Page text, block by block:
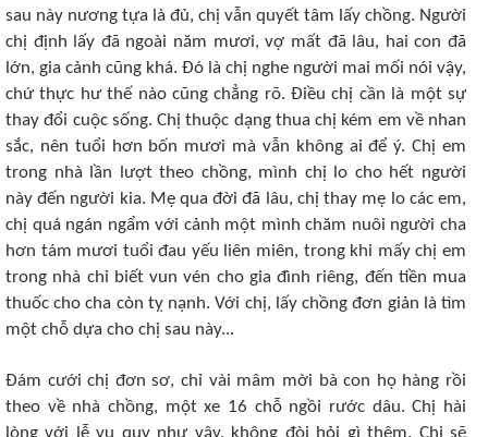
sau này nương tựa là đủ, chị vẫn quyết tâm lấy chồng. Người
chị định lấy đã ngoài năm mươi, vợ mất đã lâu, hai con đã
lớn, gia cảnh cũng khá. Đó là chị nghe người mai mối nói vậy,
chứ thực hư thế nào cũng chẳng rõ. Điều chị cần là một sự
thay đổi cuộc sống. Chị thuộc dạng thua chị kém em về nhan
sắc, nên tuổi hơn bốn mươi mà vẫn không ai để ý. Chị em
trong nhà lần lượt theo chồng, mình chị lo cho hết người
này đến người kia. Mẹ qua đời đã lâu, chị thay mẹ lo các em,
chị quá ngán ngẩm với cảnh một mình chăm nuôi người cha
hơn tám mươi tuổi đau yếu liên miên, trong khi mấy chị em
trong nhà chỉ biết vun vén cho gia đình riêng, đến tiền mua
thuốc cho cha còn tỵ nạnh. Với chị, lấy chồng đơn giản là tìm
một chỗ dựa cho chị sau này...
Đám cưới chị đơn sơ, chỉ vài mâm mời bà con họ hàng rồi
theo về nhà chồng, một xe 16 chỗ ngồi rước dâu. Chị hài
lòng với lễ vu quy như vậy, không đòi hỏi gì thêm. Chị sẽ